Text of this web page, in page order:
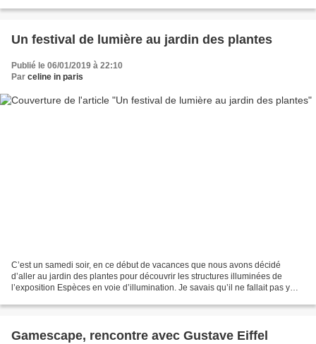
Un festival de lumière au jardin des plantes
Publié le 06/01/2019 à 22:10
Par celine in paris
C’est un samedi soir, en ce début de vacances que nous avons décidé
d’aller au jardin des plantes pour découvrir les structures illuminées de
l’exposition Espèces en voie d’illumination. Je savais qu’il ne fallait pas y
Gamescape, rencontre avec Gustave Eiffel